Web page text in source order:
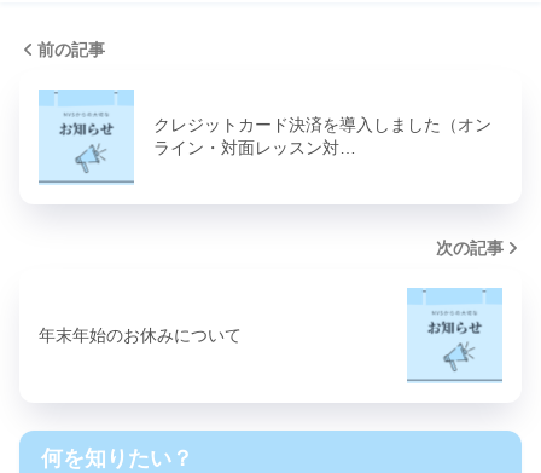
前の記事
クレジットカード決済を導入しました（オン
ライン・対面レッスン対…
次の記事
年末年始のお休みについて
何を知りたい？